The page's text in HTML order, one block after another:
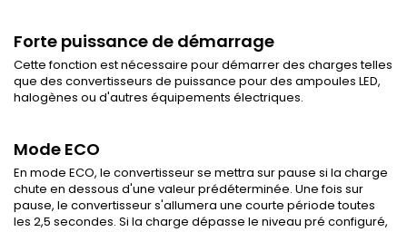
Forte puissance de démarrage
Cette fonction est nécessaire pour démarrer des charges telles
que des convertisseurs de puissance pour des ampoules LED,
halogènes ou d'autres équipements électriques.
Mode ECO
En mode ECO, le convertisseur se mettra sur pause si la charge
chute en dessous d'une valeur prédéterminée. Une fois sur
pause, le convertisseur s'allumera une courte période toutes
les 2,5 secondes. Si la charge dépasse le niveau pré configuré,